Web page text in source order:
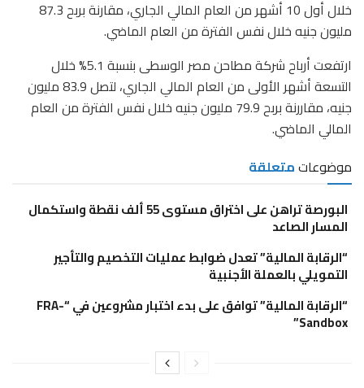
خلال أول 10 أشهر من العام المالي الجاري، مقارنة بربح 87.3
مليون جنيه خلال نفس الفترة من العام الماضي.
ارتفعت أرباح شركة مطاحن مصر الوسطى بنسبة 5.1% خلال
التسعة أشهر الأولى من العام المالي الجاري، لتصل 83.9 مليون
جنيه، مقاررنة بربح 79.9 مليون جنيه خلال نفس الفترة من العام
المالي الماضي.
موضوعاتمتعلقة
البورصة تراهن على اختراق مستوى 55 ألف نقطة واستكمال
المسار الصاعد
“الرقابة المالية” تعدل ضوابط عمليات التخصيم والتأجير
التمويلي بالعملة الأجنبية
“الرقابة المالية” توافق على بدء اختبار مشروعين في “FRA-
Sandbox”